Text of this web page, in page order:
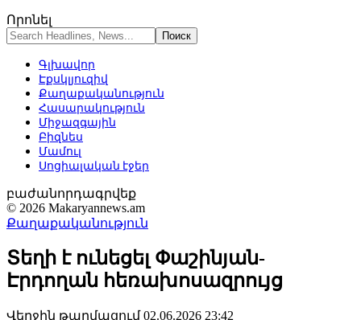
Որոնել
Գլխավոր
Էքսկլյուզիվ
Քաղաքականություն
Հասարակություն
Միջազգային
Բիզնես
Մամուլ
Սոցիալական էջեր
բաժանորդագրվեք
© 2026 Makaryannews.am
Քաղաքականություն
Տեղի է ունեցել Փաշինյան-
Էրդողան հեռախոսազրույց
Վերջին թարմացում 02.06.2026 23:42